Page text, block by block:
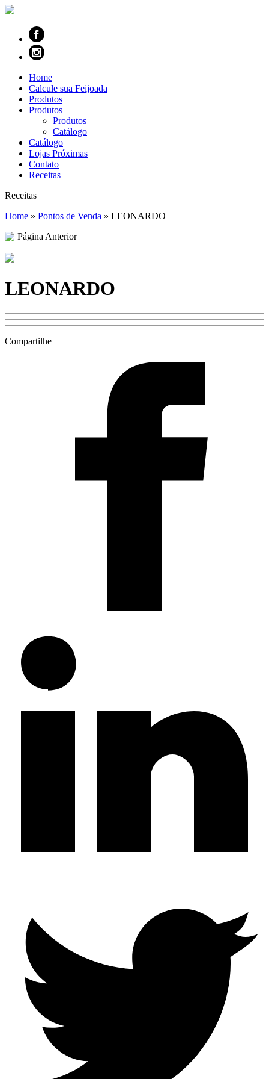
Home
Calcule sua Feijoada
Produtos
Produtos
Produtos
Catálogo
Catálogo
Lojas Próximas
Contato
Receitas
Receitas
Home » Pontos de Venda » LEONARDO
Página Anterior
LEONARDO
Compartilhe